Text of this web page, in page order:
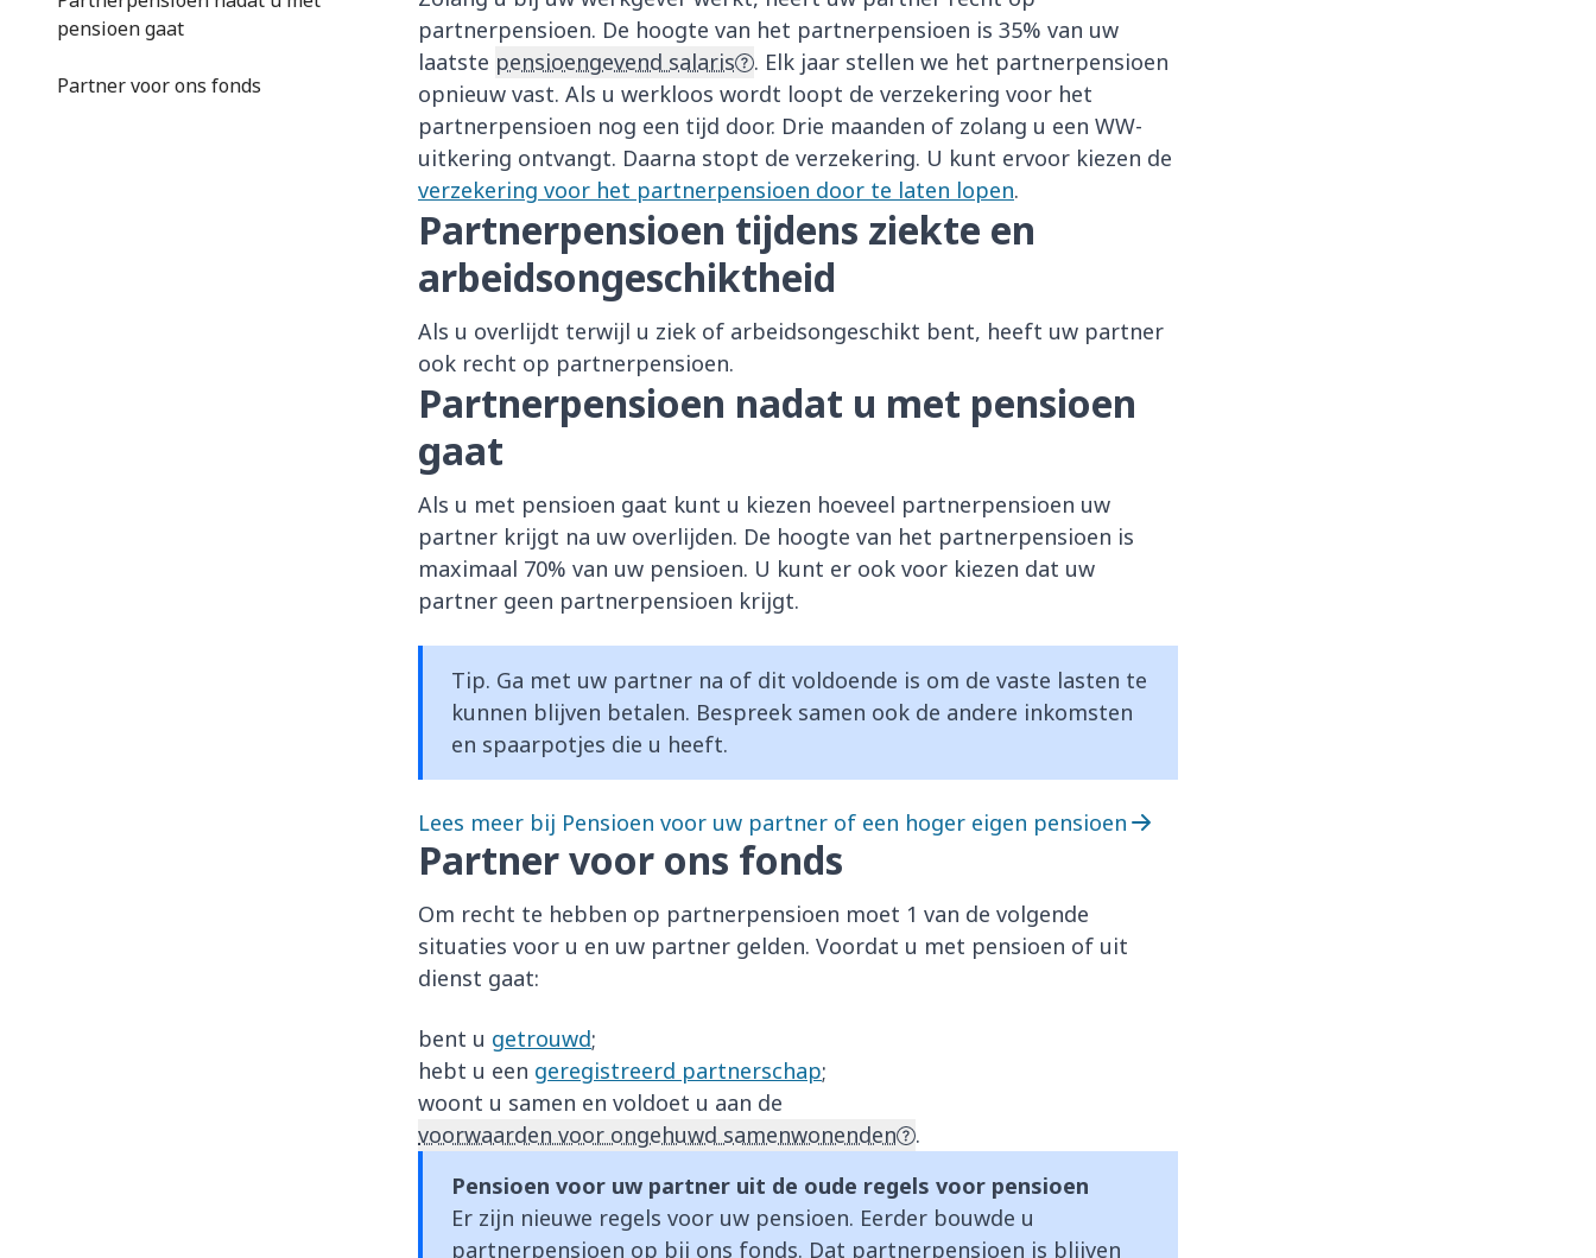
pensioen gaat
Partner voor ons fonds
partnerpensioen. De hoogte van het partnerpensioen is 35% van uw
laatste pensioengevend salaris
. Elk jaar stellen we het partnerpensioen
opnieuw vast. Als u werkloos wordt loopt de verzekering voor het
partnerpensioen nog een tijd door. Drie maanden of zolang u een WW-
uitkering ontvangt. Daarna stopt de verzekering. U kunt ervoor kiezen de
verzekering voor het partnerpensioen door te laten lopen.
Partnerpensioen tijdens ziekte en
arbeidsongeschiktheid
Als u overlijdt terwijl u ziek of arbeidsongeschikt bent, heeft uw partner
ook recht op partnerpensioen.
Partnerpensioen nadat u met pensioen
gaat
Als u met pensioen gaat kunt u kiezen hoeveel partnerpensioen uw
partner krijgt na uw overlijden. De hoogte van het partnerpensioen is
maximaal 70% van uw pensioen. U kunt er ook voor kiezen dat uw
partner geen partnerpensioen krijgt.
Tip. Ga met uw partner na of dit voldoende is om de vaste lasten te
kunnen blijven betalen. Bespreek samen ook de andere inkomsten
en spaarpotjes die u heeft.
Lees meer bij Pensioen voor uw partner of een hoger eigen pensioen
Partner voor ons fonds
Om recht te hebben op partnerpensioen moet 1 van de volgende
situaties voor u en uw partner gelden. Voordat u met pensioen of uit
dienst gaat:
bent u getrouwd;
hebt u een geregistreerd partnerschap;
woont u samen en voldoet u aan de
voorwaarden voor ongehuwd samenwonenden
.
Pensioen voor uw partner uit de oude regels voor pensioen
Er zijn nieuwe regels voor uw pensioen. Eerder bouwde u
partnerpensioen op bij ons fonds. Dat partnerpensioen is blijven